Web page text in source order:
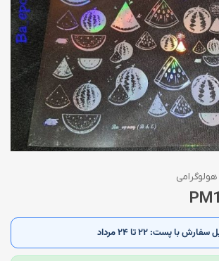
سفارش با پست: ۲۲ تا ۲۴ مرداد